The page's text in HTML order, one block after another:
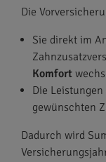
Die
Sie direkt im
Komfort
Die
gewünschten
Dadurch wird